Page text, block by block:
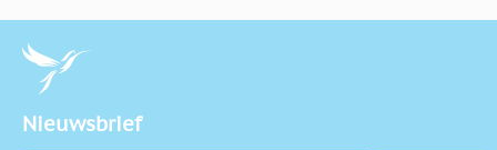
Nieuwsbrief